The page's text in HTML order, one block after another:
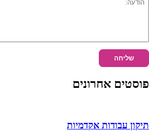
פוסטים אחרונים
תיקון עבודות אקדמיות